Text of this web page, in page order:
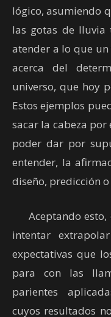
lógico, asumiendo
las gotas de lluvia
atender a lo que
acerca del
universo, que hoy
Estos ejemplos
sacar la cabeza
poder dar por
entender, la
diseño, predicción
Aceptando esto,
intentar
expectativas que
para con las
parientes
cuyos resultados